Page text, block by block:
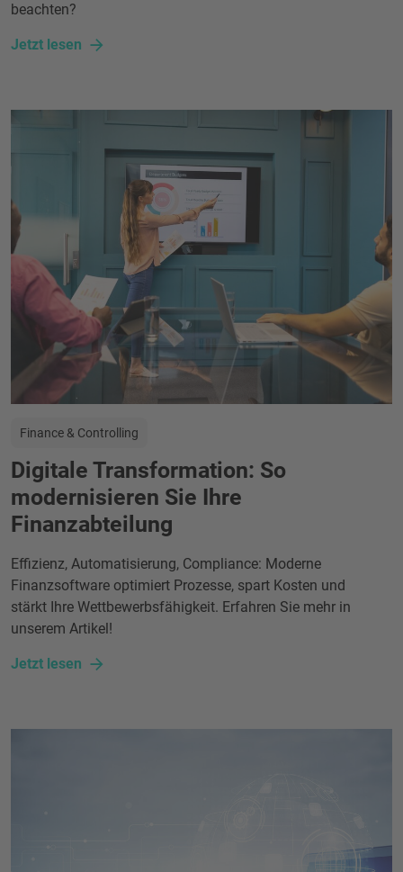
beachten?
Jetzt lesen
Finance & Controlling
Digitale Transformation: So
modernisieren Sie Ihre
Finanzabteilung
Effizienz, Automatisierung, Compliance: Moderne
Finanzsoftware optimiert Prozesse, spart Kosten und
stärkt Ihre Wettbewerbsfähigkeit. Erfahren Sie mehr in
unserem Artikel!
Jetzt lesen